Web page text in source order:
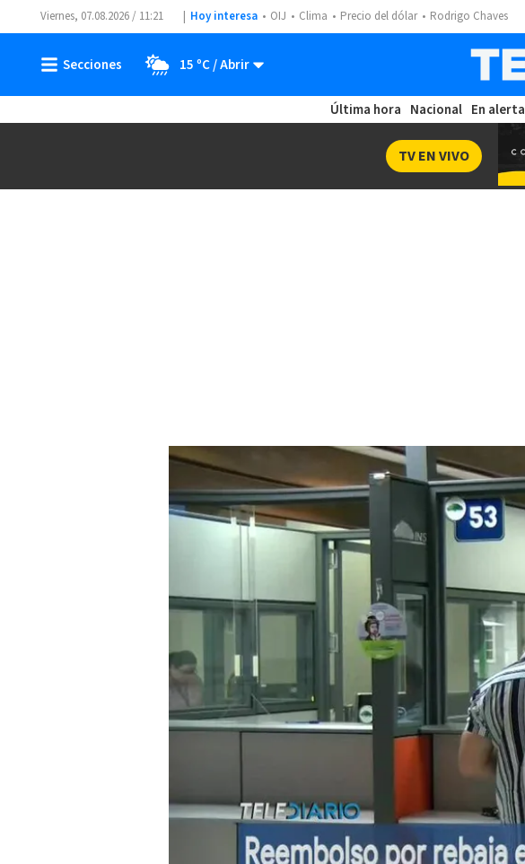
Viernes, 07.08.2026 / 11:21 Hoy interesa OIJ Clima Precio del dólar Rodrigo Chaves
15 ºC
Última hora Nacional En alerta
TV EN VIVO